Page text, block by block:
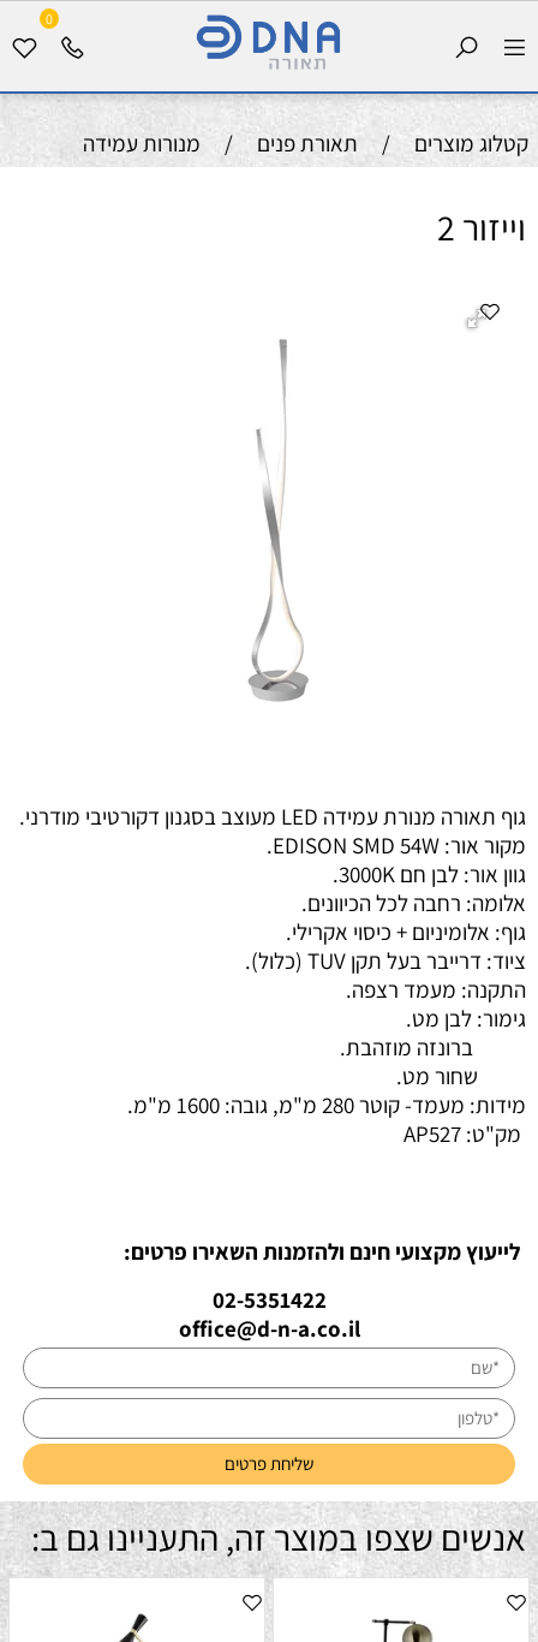
0
קטלוג מוצרים / תאורת פנים / מנורות עמידה
וייזור 2
גוף תאורה מנורת עמידה LED מעוצב בסגנון דקורטיבי מודרני.
מקור אור: EDISON SMD 54W.
גוון אור: לבן חם 3000K.
אלומה: רחבה לכל הכיוונים.
גוף: אלומיניום + כיסוי אקרילי.
ציוד: דרייבר בעל תקן TUV (כלול).
התקנה: מעמד רצפה.
גימור: לבן מט.
ברונזה מוזהבת.
שחור מט.
מידות: מעמד- קוטר 280 מ"מ, גובה: 1600 מ"מ.
מק"ט: AP527
לייעוץ מקצועי חינם ולהזמנות השאירו פרטים:
02-5351422
office@d-n-a.co.il
אנשים שצפו במוצר זה, התעניינו גם ב: